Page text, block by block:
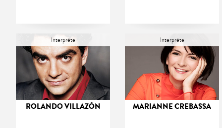
Interprète
ROLANDO VILLAZÓN
Interprète
MARIANNE CREBASSA